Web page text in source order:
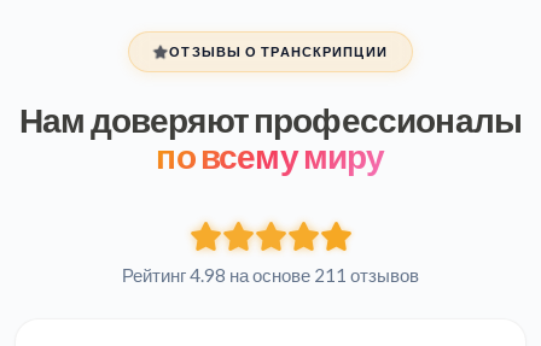
ОТЗЫВЫ О ТРАНСКРИПЦИИ
Нам доверяют профессионалы
по всему миру
Рейтинг 4.98 на основе 211 отзывов